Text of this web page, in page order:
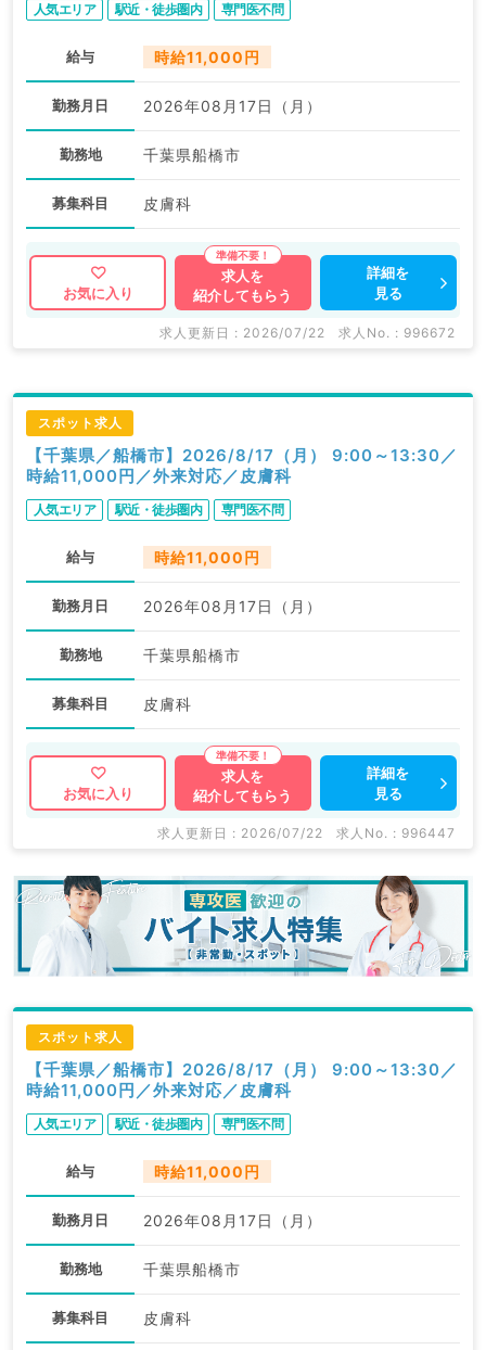
人気エリア 駅近・徒歩圏内 専門医不問
給与 時給11,000円
勤務月日 2026年08月17日（月）
勤務地 千葉県船橋市
募集科目 皮膚科
お気に入り
求人を
紹介してもらう
詳細を
見る
求人更新日 : 2026/07/22 求人No. : 996672
スポット求人
【千葉県／船橋市】2026/8/17（月） 9:00～13:30／
時給11,000円／外来対応／皮膚科
人気エリア 駅近・徒歩圏内 専門医不問
給与 時給11,000円
勤務月日 2026年08月17日（月）
勤務地 千葉県船橋市
募集科目 皮膚科
お気に入り
求人を
紹介してもらう
詳細を
見る
求人更新日 : 2026/07/22 求人No. : 996447
スポット求人
【千葉県／船橋市】2026/8/17（月） 9:00～13:30／
時給11,000円／外来対応／皮膚科
人気エリア 駅近・徒歩圏内 専門医不問
給与 時給11,000円
勤務月日 2026年08月17日（月）
勤務地 千葉県船橋市
募集科目 皮膚科